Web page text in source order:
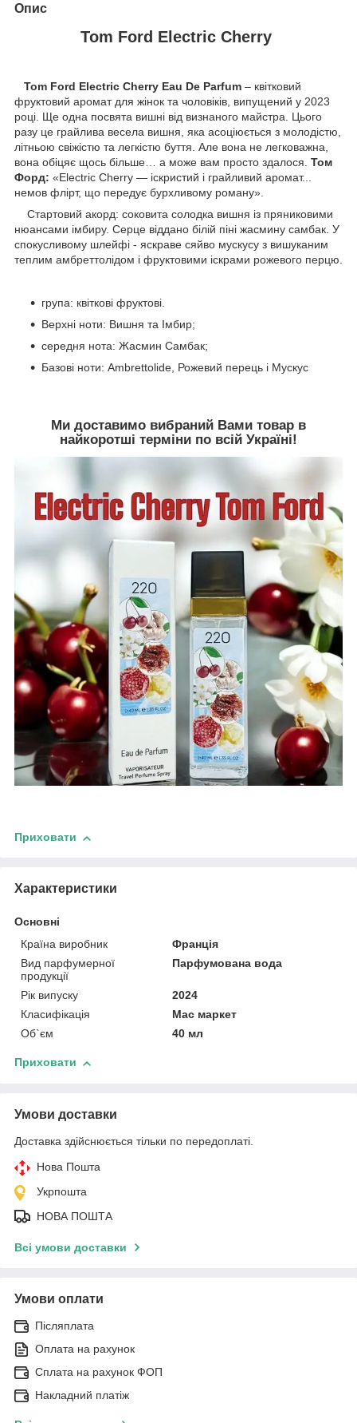
Опис
Tom Ford Electric Cherry
Tom Ford Electric Cherry Eau De Parfum – квітковий
фруктовий аромат для жінок та чоловіків, випущений у 2023
році. Ще одна посвята вишні від визнаного майстра. Цього
разу це грайлива весела вишня, яка асоціюється з молодістю,
літньою свіжістю та легкістю буття. Але вона не легковажна,
вона обіцяє щось більше… а може вам просто здалося. Том
Форд: «Electric Cherry — іскристий і грайливий аромат...
немов флірт, що передує бурхливому роману».
Стартовий акорд: соковита солодка вишня із пряниковими
нюансами імбиру. Серце віддано білій піні жасмину самбак. У
спокусливому шлейфі - яскраве сяйво мускусу з вишуканим
теплим амбреттолідом і фруктовими іскрами рожевого перцю.
група: квіткові фруктові.
Верхні ноти: Вишня та Імбир;
середня нота: Жасмин Самбак;
Базові ноти: Ambrettolide, Рожевий перець і Мускус
Ми доставимо вибраний Вами товар в
найкоротші терміни по всій Україні!
Приховати
Характеристики
Основні
Країна виробник
Франція
Вид парфумерної
продукції
Парфумована вода
Рік випуску
2024
Класифікація
Мас маркет
Об`єм
40 мл
Приховати
Умови доставки
Доставка здійснюється тільки по передоплаті.
Нова Пошта
Укрпошта
НОВА ПОШТА
Всі умови доставки
Умови оплати
Післяплата
Оплата на рахунок
Сплата на рахунок ФОП
Накладний платіж